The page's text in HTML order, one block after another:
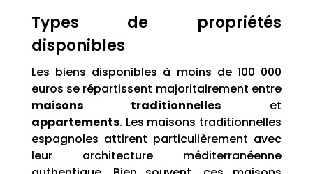
Types de propriétés
disponibles
Les biens disponibles à moins de 100 000
euros se répartissent majoritairement entre
maisons traditionnelles et
appartements. Les maisons traditionnelles
espagnoles attirent particulièrement avec
leur architecture méditerranéenne